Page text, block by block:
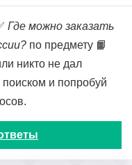
Где можно заказать
по предмету 📙
никто не дал
поиском и попробуй